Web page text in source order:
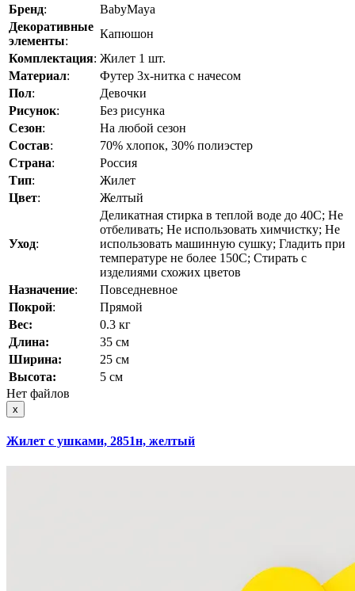
Бренд:
BabyMaya
Декоративные
элементы:
Капюшон
Комплектация: Жилет 1 шт.
Материал:
Футер 3х-нитка с начесом
Пол:
Девочки
Рисунок:
Без рисунка
Сезон:
На любой сезон
Состав:
70% хлопок, 30% полиэстер
Страна:
Россия
Тип:
Жилет
Цвет: Желтый
Уход:
Деликатная стирка в теплой воде до 40C; Не
отбеливать; Не использовать химчистку; Не
использовать машинную сушку; Гладить при
температуре не более 150C; Стирать с
изделиями схожих цветов
Назначение:
Повседневное
Покрой:
Прямой
Вес:
0.3 кг
Длина:
35 см
Ширина:
25 см
Высота:
5 см
Нет файлов
x
Жилет с ушками, 2851н, желтый